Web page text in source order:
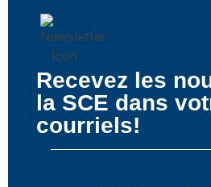
Recevez les
la SCE dans
courriels!